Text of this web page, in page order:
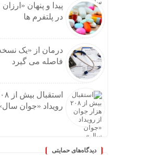
پیدا و پنهان
در پلتفرم ها
درمان از «یک
فاصله می گیرد
رویداد «جوان
دیدگاه‌های حمایتی